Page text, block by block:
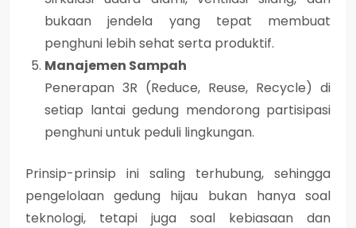
bukaan jendela yang tepat membuat
penghuni lebih sehat serta produktif.
Manajemen Sampah
Penerapan 3R (Reduce, Reuse, Recycle) di
setiap lantai gedung mendorong partisipasi
penghuni untuk peduli lingkungan.
Prinsip-prinsip ini saling terhubung, sehingga
pengelolaan gedung hijau bukan hanya soal
teknologi, tetapi juga soal kebiasaan dan